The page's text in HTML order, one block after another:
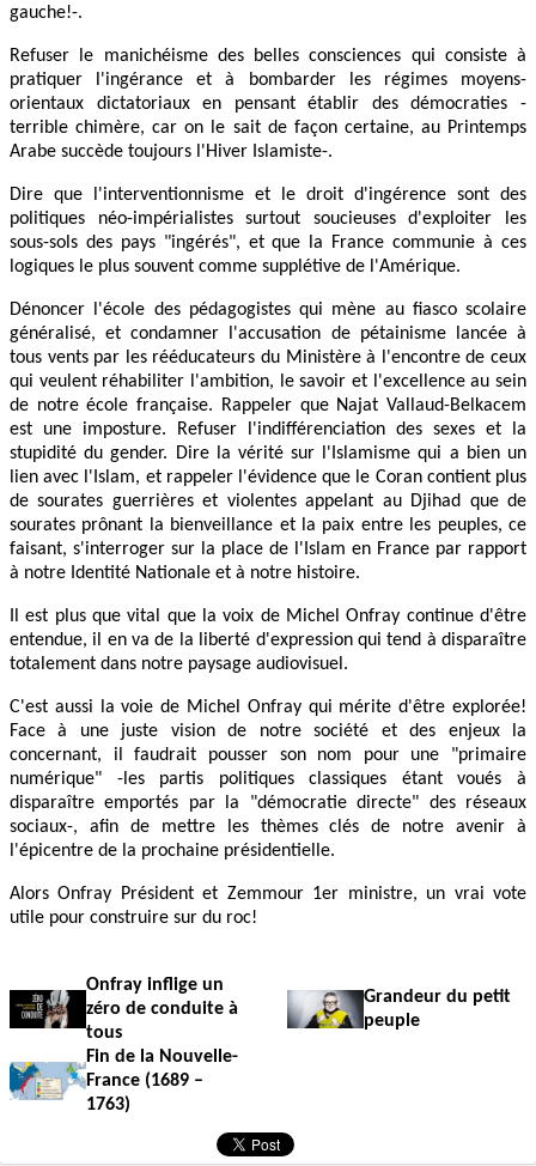
gauche!-.
Refuser le manichéisme des belles consciences qui consiste à
pratiquer l'ingérance et à bombarder les régimes moyens-
orientaux dictatoriaux en pensant établir des démocraties -
terrible chimère, car on le sait de façon certaine, au Printemps
Arabe succède toujours l'Hiver Islamiste-.
Dire que l'interventionnisme et le droit d'ingérence sont des
politiques néo-impérialistes surtout soucieuses d'exploiter les
sous-sols des pays "ingérés", et que la France communie à ces
logiques le plus souvent comme supplétive de l'Amérique.
Dénoncer l'école des pédagogistes qui mène au fiasco scolaire
généralisé, et condamner l'accusation de pétainisme lancée à
tous vents par les rééducateurs du Ministère à l'encontre de ceux
qui veulent réhabiliter l'ambition, le savoir et l'excellence au sein
de notre école française. Rappeler que Najat Vallaud-Belkacem
est une imposture. Refuser l'indifférenciation des sexes et la
stupidité du gender. Dire la vérité sur l'Islamisme qui a bien un
lien avec l'Islam, et rappeler l'évidence que le Coran contient plus
de sourates guerrières et violentes appelant au Djihad que de
sourates prônant la bienveillance et la paix entre les peuples, ce
faisant, s'interroger sur la place de l'Islam en France par rapport
à notre Identité Nationale et à notre histoire.
Il est plus que vital que la voix de Michel Onfray continue d'être
entendue, il en va de la liberté d'expression qui tend à disparaître
totalement dans notre paysage audiovisuel.
C'est aussi la voie de Michel Onfray qui mérite d'être explorée!
Face à une juste vision de notre société et des enjeux la
concernant, il faudrait pousser son nom pour une "primaire
numérique" -les partis politiques classiques étant voués à
disparaître emportés par la "démocratie directe" des réseaux
sociaux-, afin de mettre les thèmes clés de notre avenir à
l'épicentre de la prochaine présidentielle.
Alors Onfray Président et Zemmour 1er ministre, un vrai vote
utile pour construire sur du roc!
Onfray inflige un
zéro de conduite à
tous
Grandeur du petit
peuple
Fin de la Nouvelle-
France (1689 –
1763)